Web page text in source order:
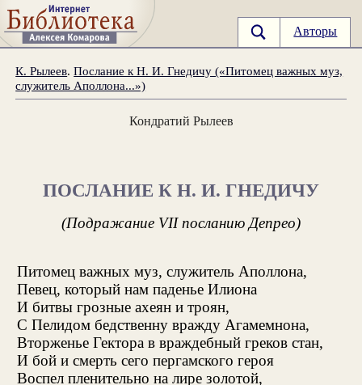
Авторы
К. Рылеев.Послание к Н. И. Гнедичу («Питомец важных муз,
служитель Аполлона...»)
Кондратий Рылеев
ПОСЛАНИЕ К Н. И. ГНЕДИЧУ
(Подражание VII посланию Депрео)
Питомец важных муз, служитель Аполлона,
Певец, который нам паденье Илиона
И битвы грозные ахеян и троян,
С Пелидом бедственну вражду Агамемнона,
Вторженье Гектора в враждебный греков стан,
И бой и смерть сего пергамского героя
Воспел пленительно на лире золотой,